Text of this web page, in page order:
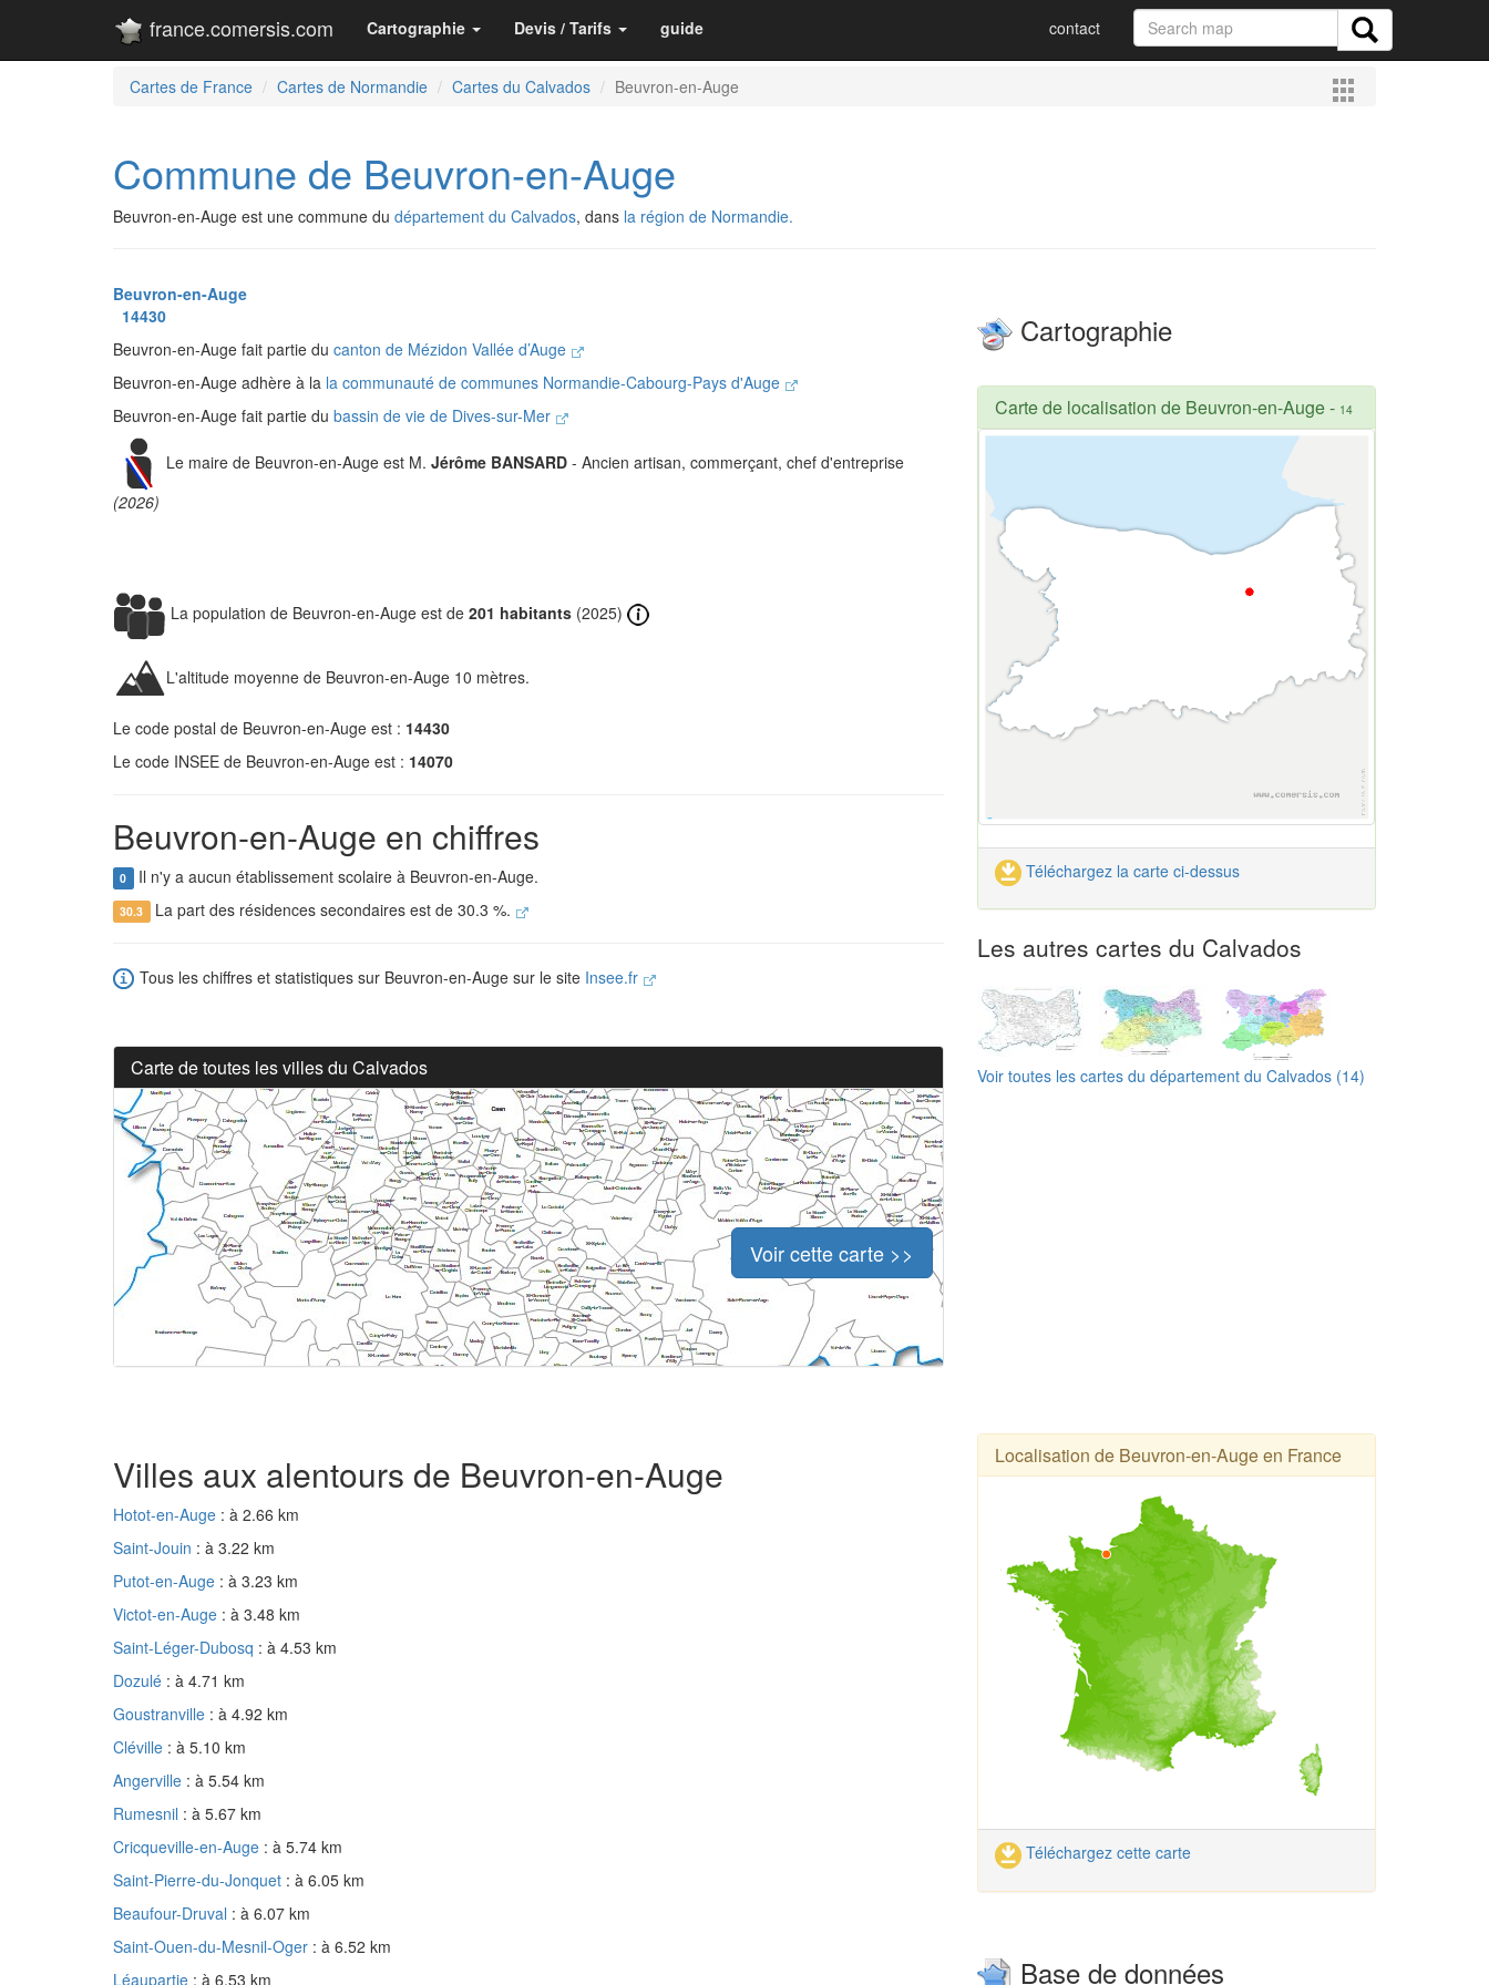
france.comersis.com Cartographie Devis / Tarifs guide contact
Cartes de France Cartes de Normandie Cartes du Calvados Beuvron-en-Auge
Commune de Beuvron-en-Auge
Beuvron-en-Auge est une commune du département du Calvados, dans la région de Normandie.
Beuvron-en-Auge
14430
Beuvron-en-Auge fait partie du canton de Mézidon Vallée d’Auge
Beuvron-en-Auge adhère à la la communauté de communes Normandie-Cabourg-Pays d'Auge
Beuvron-en-Auge fait partie du bassin de vie de Dives-sur-Mer
Le maire de Beuvron-en-Auge est M. Jérôme BANSARD - Ancien artisan, commerçant, chef d'entreprise
(2026)
La population de Beuvron-en-Auge est de 201 habitants (2025)
L'altitude moyenne de Beuvron-en-Auge 10 mètres.
Le code postal de Beuvron-en-Auge est : 14430
Le code INSEE de Beuvron-en-Auge est : 14070
Beuvron-en-Auge en chiffres
0 Il n'y a aucun établissement scolaire à Beuvron-en-Auge.
30.3 La part des résidences secondaires est de 30.3 %.
Tous les chiffres et statistiques sur Beuvron-en-Auge sur le site Insee.fr
Carte de toutes les villes du Calvados
Voir cette carte >>
Cartographie
Carte de localisation de Beuvron-en-Auge- 14
Téléchargez la carte ci-dessus
Les autres cartes du Calvados
Voir toutes les cartes du département du Calvados (14)
Villes aux alentours de Beuvron-en-Auge
Hotot-en-Auge : à 2.66 km
Saint-Jouin : à 3.22 km
Putot-en-Auge : à 3.23 km
Victot-en-Auge : à 3.48 km
Saint-Léger-Dubosq : à 4.53 km
Dozulé : à 4.71 km
Goustranville : à 4.92 km
Cléville : à 5.10 km
Angerville : à 5.54 km
Rumesnil : à 5.67 km
Cricqueville-en-Auge : à 5.74 km
Saint-Pierre-du-Jonquet : à 6.05 km
Beaufour-Druval : à 6.07 km
Saint-Ouen-du-Mesnil-Oger : à 6.52 km
Léaupartie : à 6.53 km
Localisation de Beuvron-en-Auge en France
Téléchargez cette carte
Base de données